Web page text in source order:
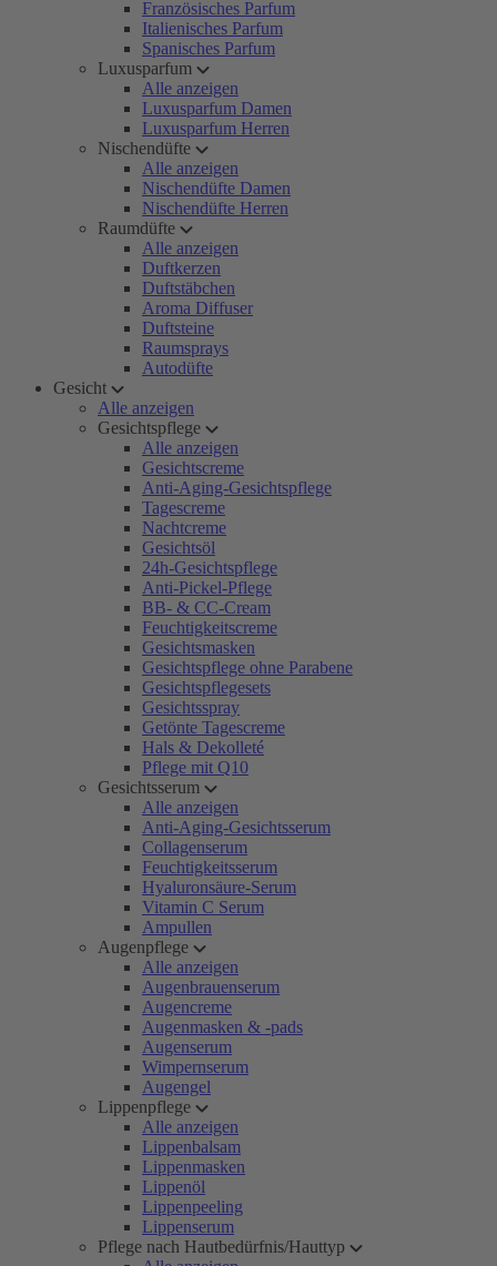
Französisches Parfum
Italienisches Parfum
Spanisches Parfum
Luxusparfum
Alle anzeigen
Luxusparfum Damen
Luxusparfum Herren
Nischendüfte
Alle anzeigen
Nischendüfte Damen
Nischendüfte Herren
Raumdüfte
Alle anzeigen
Duftkerzen
Duftstäbchen
Aroma Diffuser
Duftsteine
Raumsprays
Autodüfte
Gesicht
Alle anzeigen
Gesichtspflege
Alle anzeigen
Gesichtscreme
Anti-Aging-Gesichtspflege
Tagescreme
Nachtcreme
Gesichtsöl
24h-Gesichtspflege
Anti-Pickel-Pflege
BB- & CC-Cream
Feuchtigkeitscreme
Gesichtsmasken
Gesichtspflege ohne Parabene
Gesichtspflegesets
Gesichtsspray
Getönte Tagescreme
Hals & Dekolleté
Pflege mit Q10
Gesichtsserum
Alle anzeigen
Anti-Aging-Gesichtsserum
Collagenserum
Feuchtigkeitsserum
Hyaluronsäure-Serum
Vitamin C Serum
Ampullen
Augenpflege
Alle anzeigen
Augenbrauenserum
Augencreme
Augenmasken & -pads
Augenserum
Wimpernserum
Augengel
Lippenpflege
Alle anzeigen
Lippenbalsam
Lippenmasken
Lippenöl
Lippenpeeling
Lippenserum
Pflege nach Hautbedürfnis/Hauttyp